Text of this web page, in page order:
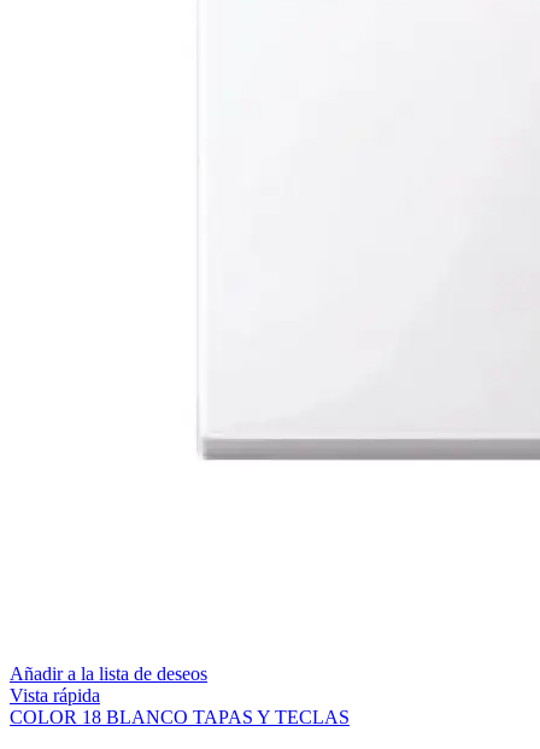
Añadir a la lista de deseos
Vista rápida
COLOR 18 BLANCO TAPAS Y TECLAS